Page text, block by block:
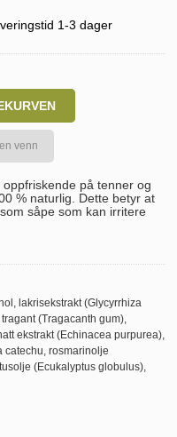
1-3 dager
venn
på tenner og
% naturlig. Dette betyr at
såpe som kan irritere
lakrisekstrakt (Glycyrrhiza
(Tragacanth gum),
ekstrakt (Echinacea purpurea),
catechu, rosmarinolje
(Ecukalyptus globulus),